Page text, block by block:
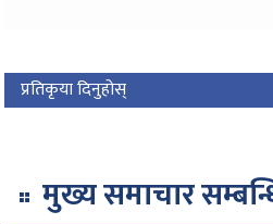
प्रतिकृया दिनुहोस्
मुख्य समाचार